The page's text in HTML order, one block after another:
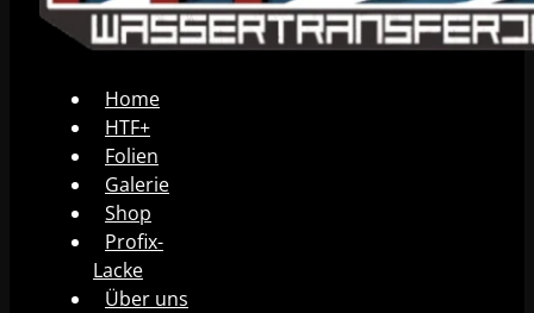
Home
HTF+
Folien
Galerie
Shop
Profix-
Lacke
Über uns